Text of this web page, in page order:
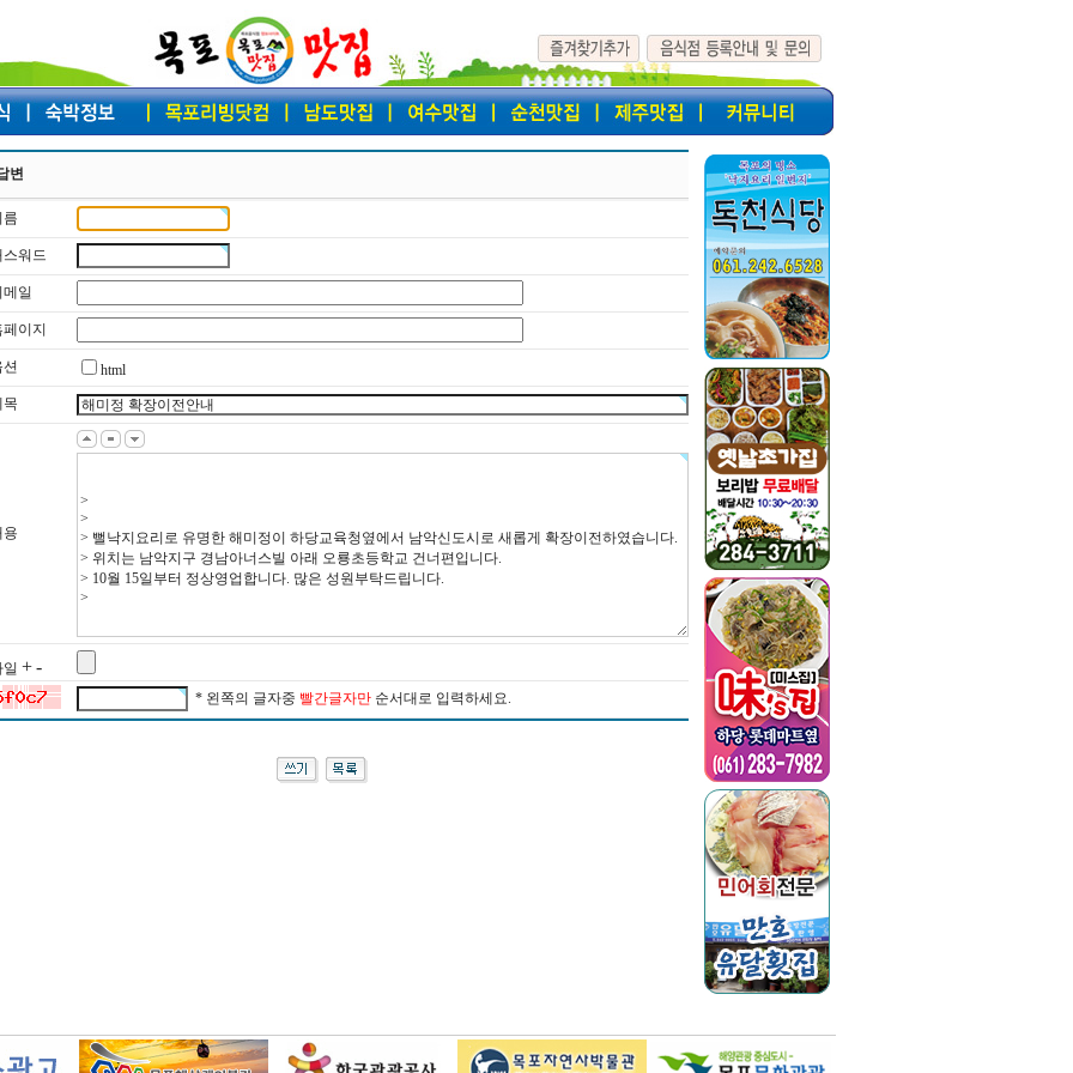
변
름
스워드
메일
페이지
션
html
목
용
일 + -
* 왼쪽의 글자중 빨간글자만순서대로 입력하세요.